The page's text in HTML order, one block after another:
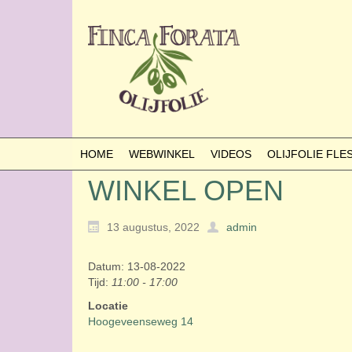
HOME WEBWINKEL VIDEOS OLIJFOLIE
WINKEL OPEN
13 augustus, 2022
admin
Datum: 13-08-2022
Tijd: 11:00 - 17:00
Locatie
Hoogeveenseweg 14